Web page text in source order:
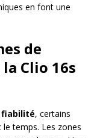
en font une
de
Clio 16s
fiabilité, certains
temps. Les zones